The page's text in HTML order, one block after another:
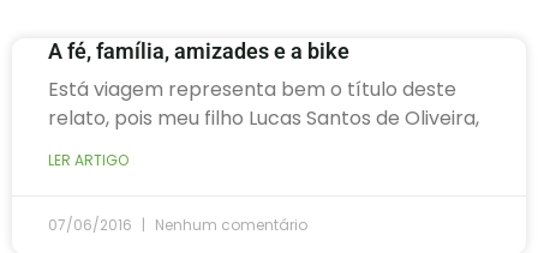
A fé, família, amizades e a bike
Está viagem representa bem o título deste
relato, pois meu filho Lucas Santos de Oliveira,
LER ARTIGO
07/06/2016 Nenhum comentário